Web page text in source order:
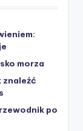
morza
znaleźć
po